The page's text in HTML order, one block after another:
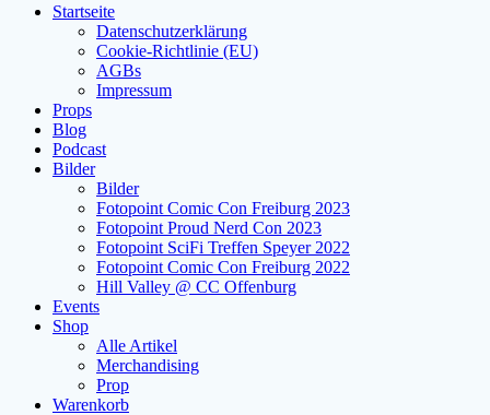
Startseite
Datenschutzerklärung
Cookie-Richtlinie (EU)
AGBs
Impressum
Props
Blog
Podcast
Bilder
Bilder
Fotopoint Comic Con Freiburg 2023
Fotopoint Proud Nerd Con 2023
Fotopoint SciFi Treffen Speyer 2022
Fotopoint Comic Con Freiburg 2022
Hill Valley @ CC Offenburg
Events
Shop
Alle Artikel
Merchandising
Prop
Warenkorb